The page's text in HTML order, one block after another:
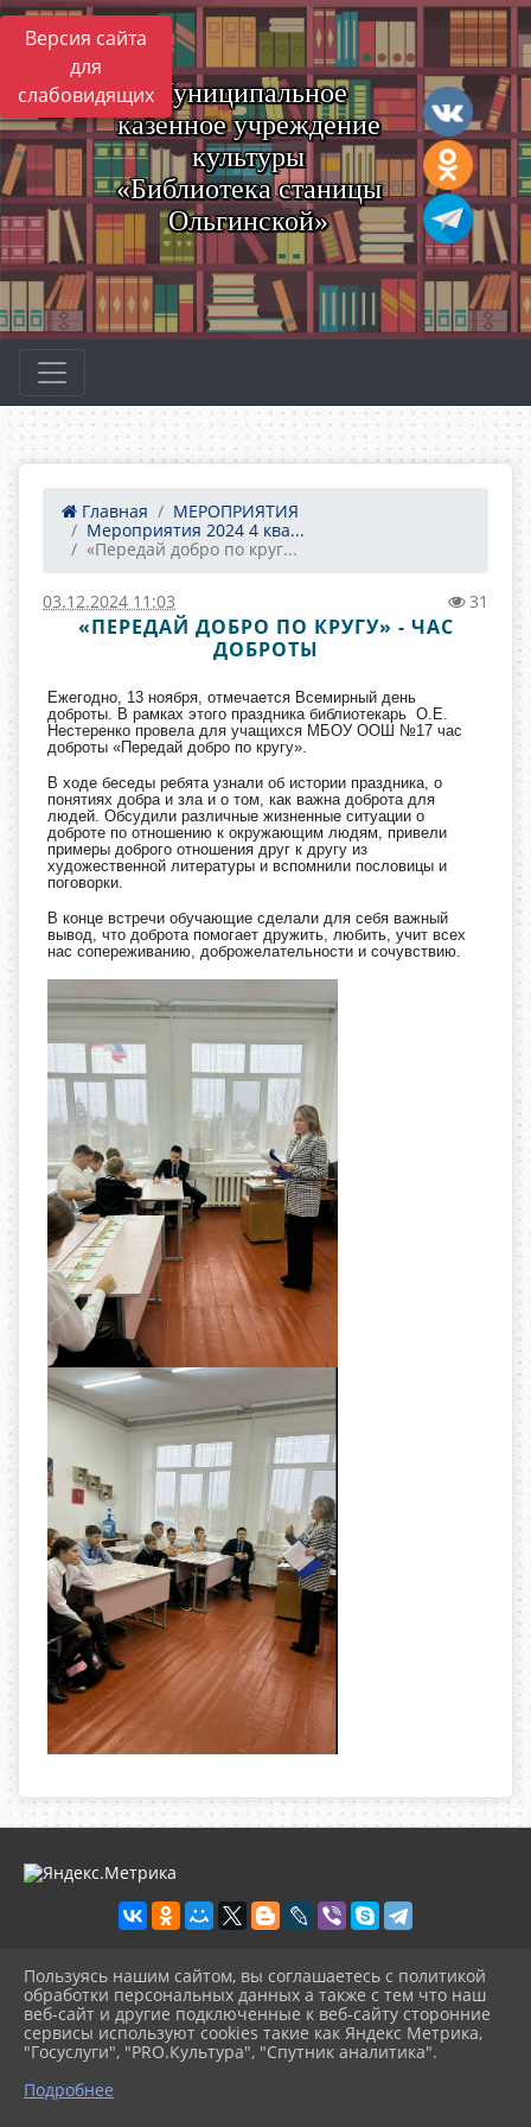
Версия сайта
для
слабовидящихМуниципальное
казенное учреждение
культуры
«Библиотека станицы
Ольгинской»
Главная
МЕРОПРИЯТИЯ
Мероприятия 2024 4 ква...
«Передай добро по круг...
03.12.2024 11:03 31
«ПЕРЕДАЙ ДОБРО ПО КРУГУ» - ЧАС
ДОБРОТЫ
Ежегодно, 13 ноября, отмечается Всемирный день
доброты. В рамках этого праздника библиотекарь О.Е.
Нестеренко провела для учащихся МБОУ ООШ №17 час
доброты «Передай добро по кругу».
В ходе беседы ребята узнали об истории праздника, о
понятиях добра и зла и о том, как важна доброта для
людей. Обсудили различные жизненные ситуации о
доброте по отношению к окружающим людям, привели
примеры доброго отношения друг к другу из
художественной литературы и вспомнили пословицы и
поговорки.
В конце встречи обучающие сделали для себя важный
вывод, что доброта помогает дружить, любить, учит всех
нас сопереживанию, доброжелательности и сочувствию.
2026 г. olgbiblio.ru
Вход
Карта сайта
Политика обработки персональных данных
Сделано на KubCMS
Пользуясь нашим сайтом, вы соглашаетесь с политикой
обработки персональных данных а также с тем что наш
веб-сайт и другие подключенные к веб-сайту сторонние
сервисы используют cookies такие как Яндекс Метрика,
"Госуслуги", "PRO.Культура", "Спутник аналитика".
Подробнее